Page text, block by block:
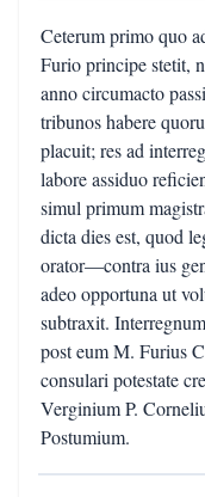
Ceterum primo quo
Furio principe stetit,
anno circumacto
tribunos habere
placuit; res ad
labore assiduo
simul primum
dicta dies est, quod
orator—contra ius
adeo opportuna ut
subtraxit.
post eum M. Furius
consulari potestate
Verginium P.
Postumium.